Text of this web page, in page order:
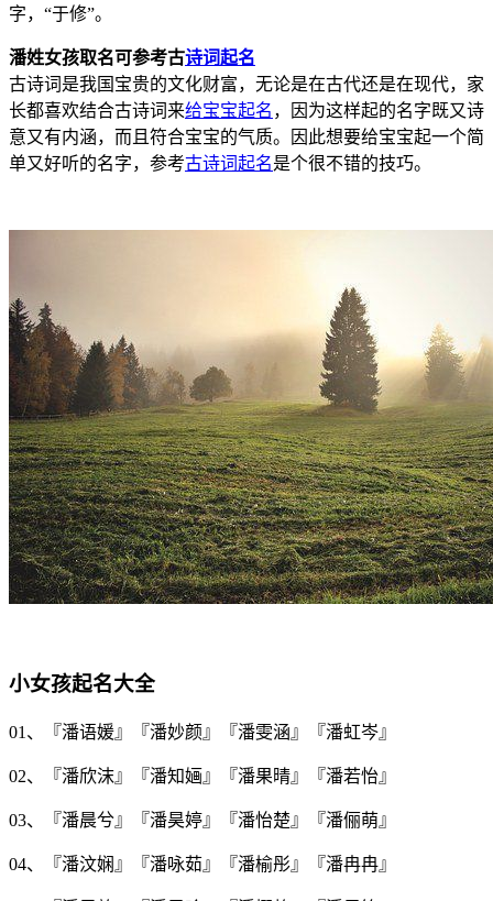
字，“于修”。
潘姓女孩取名可参考古诗词起名
古诗词是我国宝贵的文化财富，无论是在古代还是在现代，家
长都喜欢结合古诗词来给宝宝起名 ，因为这样起的名字既又诗
意又有内涵，而且符合宝宝的气质。因此想要给宝宝起一个简
单又好听的名字，参考古诗词起名是个很不错的技巧。
小女孩起名大全
01、『潘语媛』『潘妙颜 』『潘雯涵 』『潘虹岑』
02、『潘欣沫』『潘知婳 』『潘果晴』『潘若怡』
03、『潘晨兮』『潘昊婷』『潘怡楚 』『潘俪萌 』
04、『潘汶娴 』『潘咏茹』『潘榆彤』『潘冉冉』